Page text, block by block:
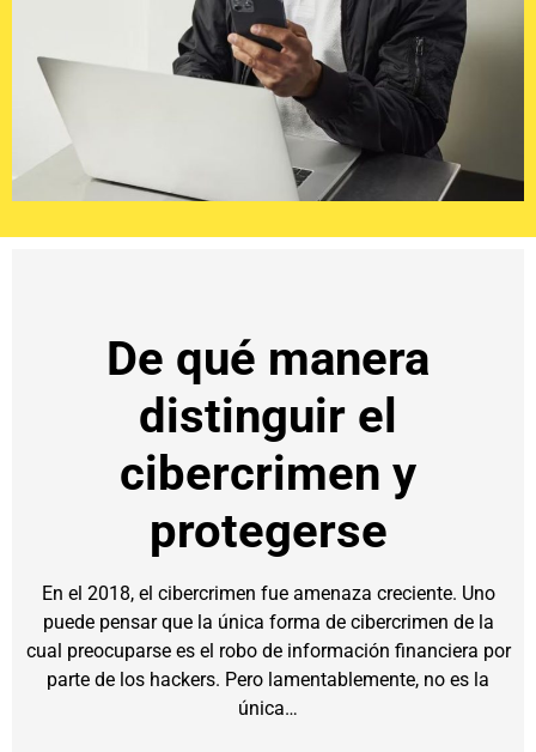
De qué manera
distinguir el
cibercrimen y
protegerse
En el 2018, el cibercrimen fue amenaza creciente. Uno
puede pensar que la única forma de cibercrimen de la
cual preocuparse es el robo de información financiera por
parte de los hackers. Pero lamentablemente, no es la
única…